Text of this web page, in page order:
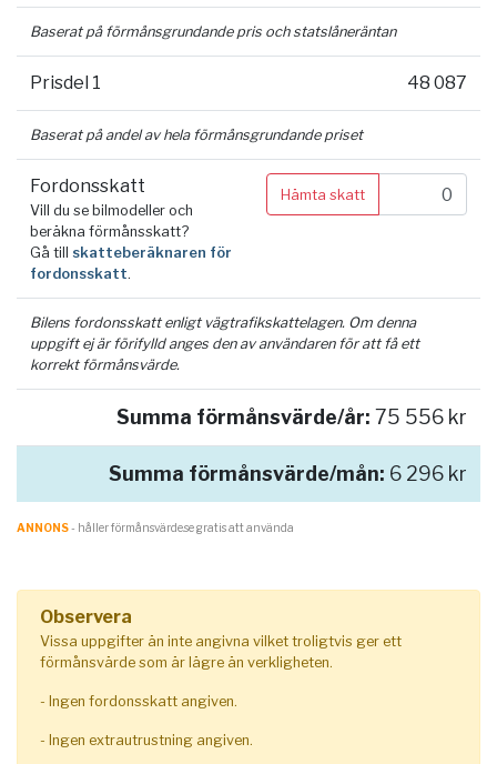
Baserat på förmånsgrundande pris och statslåneräntan
Prisdel 1 48 087
Baserat på andel av hela förmånsgrundande priset
Fordonsskatt
Vill du se bilmodeller och
beräkna förmånsskatt?
Gå till skatteberäknaren för
fordonsskatt.
Hämta skatt
Bilens fordonsskatt enligt vägtrafikskattelagen. Om denna
uppgift ej är förifylld anges den av användaren för att få ett
korrekt förmånsvärde.
Summa förmånsvärde/år: 75 556 kr
Summa förmånsvärde/mån: 6 296 kr
ANNONS- håller förmånsvärde.se gratis att använda
Observera
Vissa uppgifter än inte angivna vilket troligtvis ger ett
förmånsvärde som är lägre än verkligheten.
- Ingen fordonsskatt angiven.
- Ingen extrautrustning angiven.